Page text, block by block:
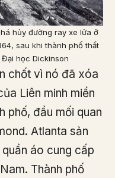
hủy đường ray xe lửa ở
sau khi thành phố thất
học Dickinson
chốt vì nó đã xóa
Liên minh miền
phố, đầu mối quan
Atlanta sản
áo cung cấp
Thành phố